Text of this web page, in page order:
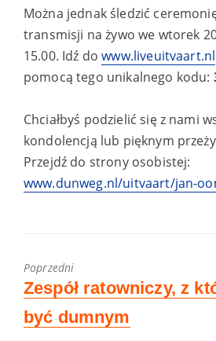
Można jednak śledzić
transmisji na żywo we wtorek
15.00. Idź dowww.liveuitvaart.nl
pomocą tego unikalnego kodu:
Chciałbyś podzielić się z nami
kondolencją lub pięknym
Przejdź do strony osobistej:
www.dunweg.nl/uitvaart/jan-
Poprzedni
Previous
post:
Zespół ratowniczy, z
być dumnym